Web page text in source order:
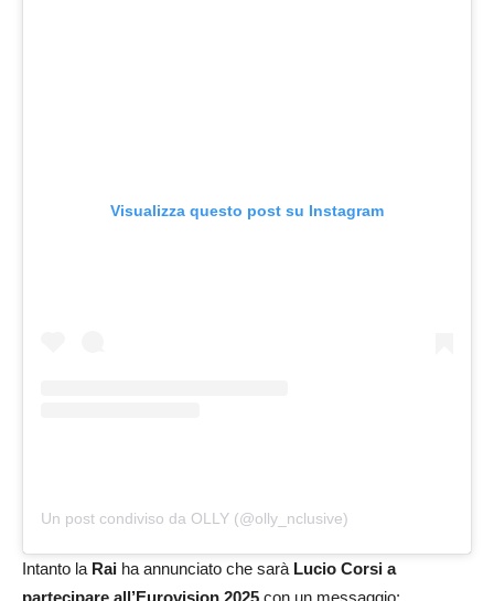
Visualizza questo post su Instagram
Un post condiviso da OLLY (@olly_nclusive)
Intanto la Rai ha annunciato che sarà Lucio Corsi a
partecipare all’Eurovision 2025 con un messaggio: